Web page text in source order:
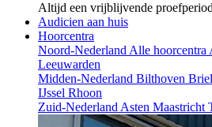
Altijd een vrijblijvende
Audicien aan huis
Hoorcentra
Noord-NederlandAlle hoorcentra
Leeuwarden
Midden-Nederland Bilthoven
IJssel Rhoon
Zuid-NederlandAsten Maastricht